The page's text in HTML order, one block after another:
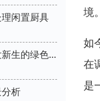
闲置厨具
厨房设备回收企业：让闲置资源焕发新生的绿色力量
析
境
如
在
是